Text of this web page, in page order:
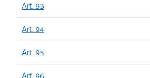
Art. 93
Art. 94
Art. 95
Art. 96